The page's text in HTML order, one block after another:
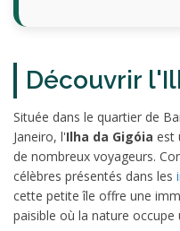
Découvrir
Située dans le quartier de
Janeiro, l'Ilha da Gigóia est
de nombreux voyageurs.
célèbres présentés dans les
cette petite île offre une
paisible où la nature occupe